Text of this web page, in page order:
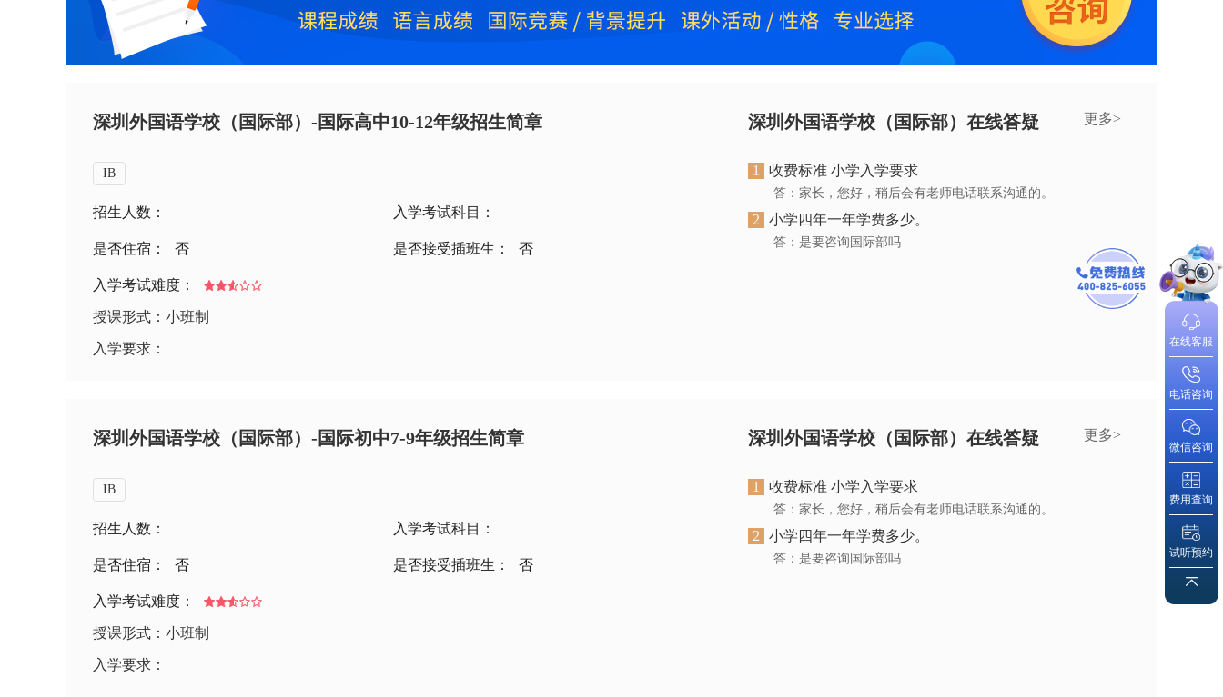
深圳外国语学校（国际部）-国际高中10-12年级招生简章
IB
招生人数： 入学考试科目：
是否住宿： 否 是否接受插班生： 否
入学考试难度：
授课形式：小班制
入学要求：
深圳外国语学校（国际部）在线答疑 更多>
1 收费标准 小学入学要求
答：家长，您好，稍后会有老师电话联系沟通的。
2 小学四年一年学费多少。
答：是要咨询国际部吗
深圳外国语学校（国际部）-国际初中7-9年级招生简章
IB
招生人数： 入学考试科目：
是否住宿： 否 是否接受插班生： 否
入学考试难度：
授课形式：小班制
入学要求：
深圳外国语学校（国际部）在线答疑 更多>
1 收费标准 小学入学要求
答：家长，您好，稍后会有老师电话联系沟通的。
2 小学四年一年学费多少。
答：是要咨询国际部吗
在线客服
电话咨询
微信咨询
费用查询
试听预约